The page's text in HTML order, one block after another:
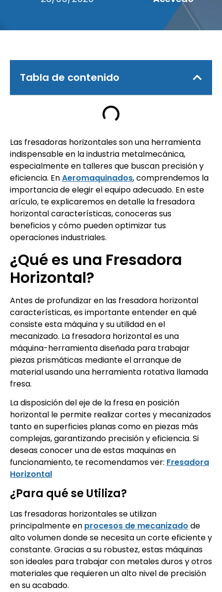
Tabla de contenido
Las fresadoras horizontales son una herramienta
indispensable en la industria metalmecánica,
especialmente en talleres que buscan precisión y
eficiencia. EnAeromaquinados, comprendemos la
importancia de elegir el equipo adecuado. En este
arículo, te explicaremos en detalle la fresadora
horizontal características, conoceras sus
beneficios y cómo pueden optimizar tus
operaciones industriales.
¿Qué es una Fresadora
Horizontal?
Antes de profundizar en las fresadora horizontal
características, es importante entender en qué
consiste esta máquina y su utilidad en el
mecanizado. La fresadora horizontal es una
máquina-herramienta diseñada para trabajar
piezas prismáticas mediante el arranque de
material usando una herramienta rotativa llamada
fresa.
La disposición del eje de la fresa en posición
horizontal le permite realizar cortes y mecanizados
tanto en superficies planas como en piezas más
complejas, garantizando precisión y eficiencia. Si
deseas conocer una de estas maquinas en
funcionamiento, te recomendamos ver: Fresadora
Horizontal
¿Para qué se Utiliza?
Las fresadoras horizontales se utilizan
principalmente en procesos de mecanizado de
alto volumen donde se necesita un corte eficiente y
constante. Gracias a su robustez, estas máquinas
son ideales para trabajar con metales duros y otros
materiales que requieren un alto nivel de precisión
en su acabado.